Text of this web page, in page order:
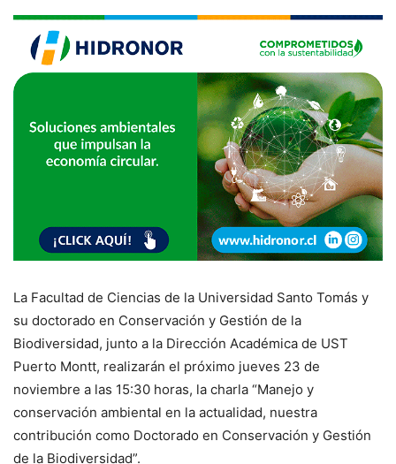
La Facultad de Ciencias de la Universidad Santo Tomás y
su doctorado en Conservación y Gestión de la
Biodiversidad, junto a la Dirección Académica de UST
Puerto Montt, realizarán el próximo jueves 23 de
noviembre a las 15:30 horas, la charla “Manejo y
conservación ambiental en la actualidad, nuestra
contribución como Doctorado en Conservación y Gestión
de la Biodiversidad”.